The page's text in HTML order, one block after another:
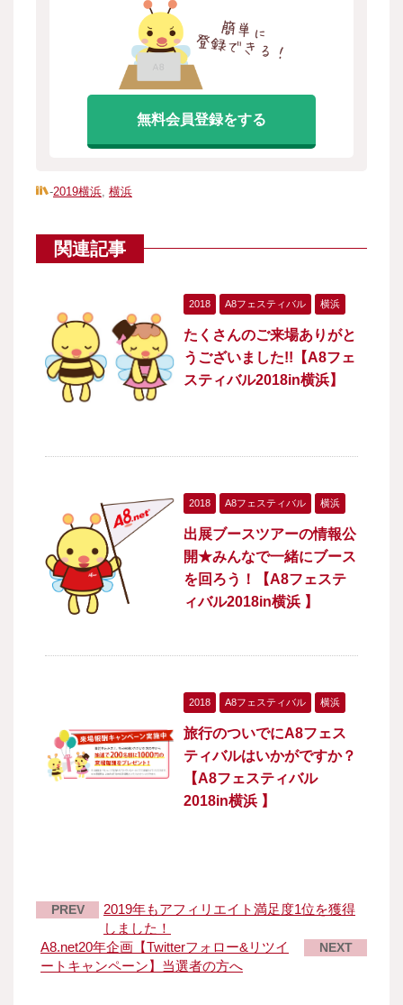
無料会員登録をする
-2019横浜, 横浜
関連記事
2018 A8フェスティバル 横浜
たくさんのご来場ありがと
うございました!!【A8フェ
スティバル2018in横浜】
2018 A8フェスティバル 横浜
出展ブースツアーの情報公
開★みんなで一緒にブース
を回ろう！【A8フェステ
ィバル2018in横浜 】
2018 A8フェスティバル 横浜
旅行のついでにA8フェス
ティバルはいかがですか？
【A8フェスティバル
2018in横浜 】
PREV
2019年もアフィリエイト満足度1位を獲得
しました！
A8.net20年企画【Twitterフォロー&リツイ
ートキャンペーン】当選者の方へ
NEXT